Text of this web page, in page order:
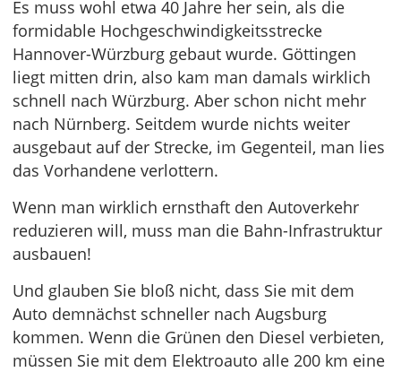
Es muss wohl etwa 40 Jahre her sein, als die
formidable Hochgeschwindigkeitsstrecke
Hannover-Würzburg gebaut wurde. Göttingen
liegt mitten drin, also kam man damals wirklich
schnell nach Würzburg. Aber schon nicht mehr
nach Nürnberg. Seitdem wurde nichts weiter
ausgebaut auf der Strecke, im Gegenteil, man lies
das Vorhandene verlottern.
Wenn man wirklich ernsthaft den Autoverkehr
reduzieren will, muss man die Bahn-Infrastruktur
ausbauen!
Und glauben Sie bloß nicht, dass Sie mit dem
Auto demnächst schneller nach Augsburg
kommen. Wenn die Grünen den Diesel verbieten,
müssen Sie mit dem Elektroauto alle 200 km eine